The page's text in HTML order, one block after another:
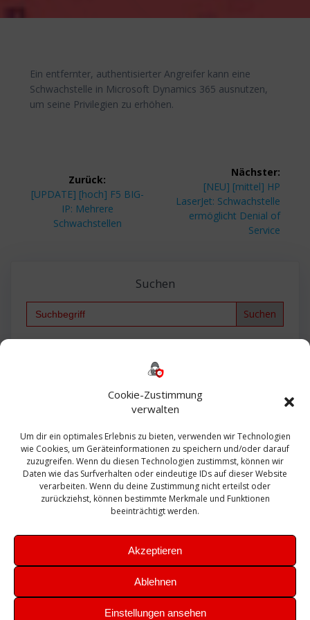
Cookie-Zustimmung
verwalten
Um dir ein optimales Erlebnis zu bieten, verwenden wir Technologien
wie Cookies, um Geräteinformationen zu speichern und/oder darauf
zuzugreifen. Wenn du diesen Technologien zustimmst, können wir
Daten wie das Surfverhalten oder eindeutige IDs auf dieser Website
verarbeiten. Wenn du deine Zustimmung nicht erteilst oder
zurückziehst, können bestimmte Merkmale und Funktionen
beeinträchtigt werden.
Akzeptieren
Ablehnen
Einstellungen ansehen
Ein entfernter, authentisierter Angreifer kann eine
Schwachstelle in Microsoft Dynamics 365 ausnutzen,
um seine Privilegien zu erhöhen.
Zurück:
Vorheriger
Beitrag:
[UPDATE] [hoch] F5 BIG-
IP: Mehrere
Schwachstellen
Nächster:
Nächster
Beitrag:
[NEU] [mittel] HP
LaserJet: Schwachstelle
ermöglicht Denial of
Service
Suchen
Search
Bautagebuch
Exchange firewall Fritzbox
Microsoft
Sanierung SBS Security Server Sicherheit
Sicherung SIEM Sophos SSL Ubuntu
Update Upgrade UTM VCenter VCSA Veeam
VMWare VPN WAZUH Windows
Zertifikat